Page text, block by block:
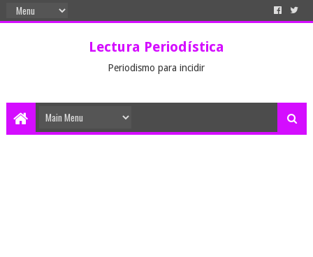
Lectura Periodística
Periodismo para incidir